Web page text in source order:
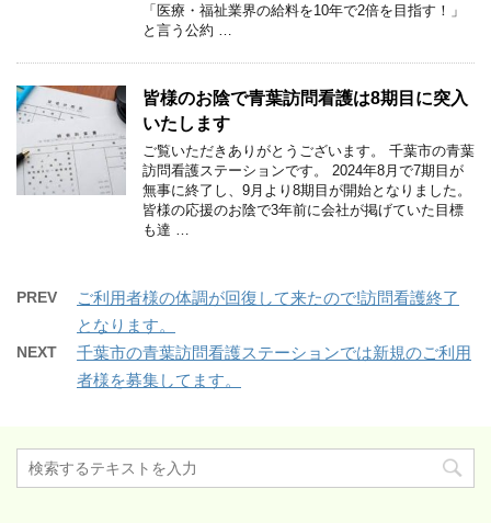
「医療・福祉業界の給料を10年で2倍を目指す！」
と言う公約 …
皆様のお陰で青葉訪問看護は8期目に突入
いたします
ご覧いただきありがとうございます。 千葉市の青葉
訪問看護ステーションです。 2024年8月で7期目が
無事に終了し、9月より8期目が開始となりました。
皆様の応援のお陰で3年前に会社が掲げていた目標
も達 …
PREV
ご利用者様の体調が回復して来たので!訪問看護終了
となります。
NEXT
千葉市の青葉訪問看護ステーションでは新規のご利用
者様を募集してます。